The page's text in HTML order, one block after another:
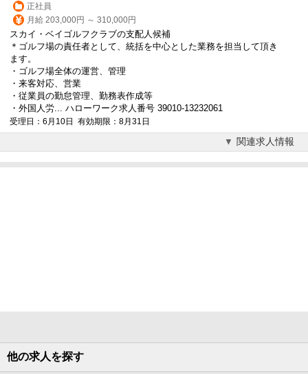
正社員
月給 203,000円 ～ 310,000円
スカイ・ベイゴルフクラブの支配人候補
＊ゴルフ場の責任者として、統括を中心とした業務を担当して頂き
ます。
・ゴルフ場全体の運営、管理
・来客対応、営業
・従業員の勤怠管理、勤務表作成等
・外国人労... ハローワーク求人番号 39010-13232061
受理日：6月10日 有効期限：8月31日
関連求人情報
他の求人を探す